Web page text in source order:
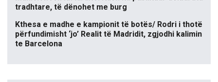
tradhtare, të dënohet me burg
Kthesa e madhe e kampionit të botës/ Rodri i thotë
përfundimisht ‘jo’ Realit të Madridit, zgjodhi kalimin
te Barcelona